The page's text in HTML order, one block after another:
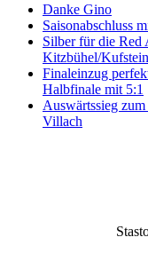
Danke Gino
Saisonabschluss
Silber für die Red
Kitzbühel/Kufstein
Finaleinzug
Halbfinale mit 5:1
Auswärtssieg
Villach